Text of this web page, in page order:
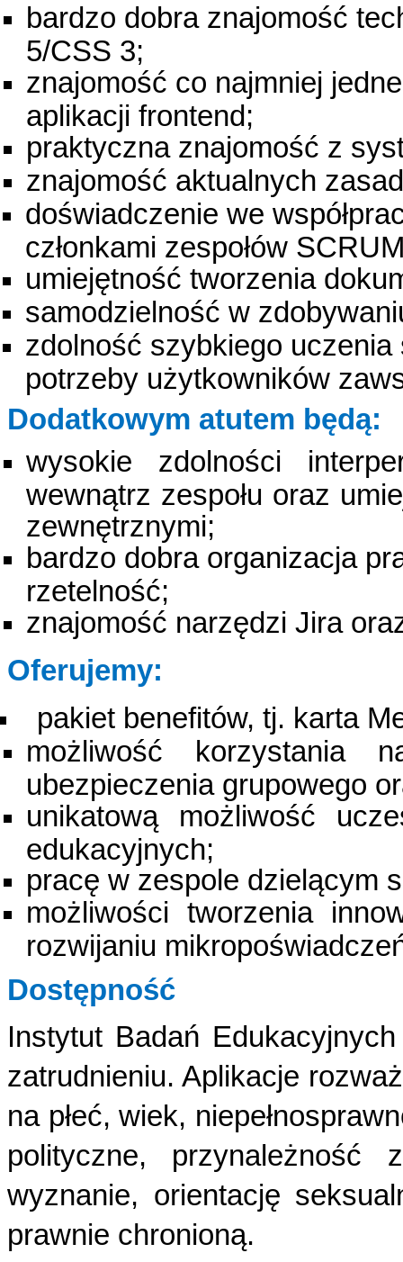
bardzo dobra znajomość
5/CSS 3;
znajomość co najmniej
aplikacji frontend;
praktyczna znajomość z
znajomość aktualnych
doświadczenie we
członkami zespołów
umiejętność tworzenia
samodzielność w
zdolność szybkiego
potrzeby użytkowników
Dodatkowym atutem będą:
wysokie zdolności
wewnątrz zespołu oraz
zewnętrznymi;
bardzo dobra organizacja
rzetelność;
znajomość narzędzi Jira
Oferujemy:
pakiet benefitów, tj. karta
możliwość korzystania
ubezpieczenia grupowego
unikatową możliwość
edukacyjnych;
pracę w zespole dzielącym
możliwości tworzenia
rozwijaniu
Dostępność
Instytut Badań
zatrudnieniu. Aplikacje
na płeć, wiek,
polityczne, przynależność
wyznanie, orientację
prawnie chronioną.